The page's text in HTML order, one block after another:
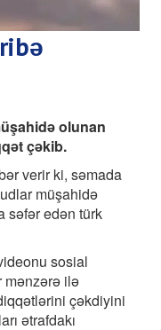
olunan
çəkib.
verir ki, səmada
müşahidə
səfər edən türk
sosial
mənzərə ilə
çəkdiyini
ətrafdakı